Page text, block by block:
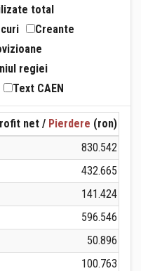
total
Creante
regiei
Text CAEN
net / Pierdere (ron)
830.542
432.665
141.424
596.546
50.896
100.763